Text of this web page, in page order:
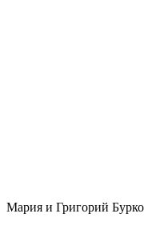
Мария и Григорий